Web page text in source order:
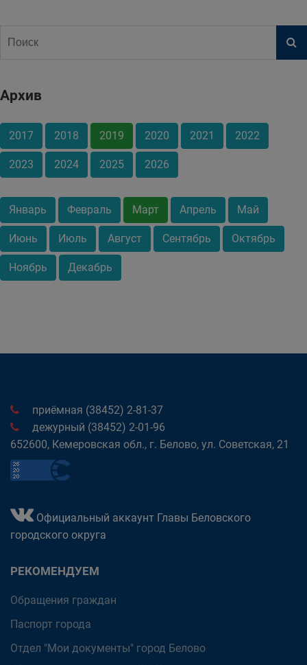
Архив
2017 2018 2019 2020 2021 2022
2023 2024 2025 2026
Январь Февраль Март Апрель Май
Июнь Июль Август Сентябрь Октябрь
Ноябрь Декабрь
приёмная (38452) 2-81-37
дежурный (38452) 2-01-96
652600, Кемеровская обл., г. Белово, ул. Советская, 21
Официальный аккаунт Главы Беловского
городского округа
РЕКОМЕНДУЕМ
Обращения граждан
Паспорт города
Отдел "Мои документы" город Белово